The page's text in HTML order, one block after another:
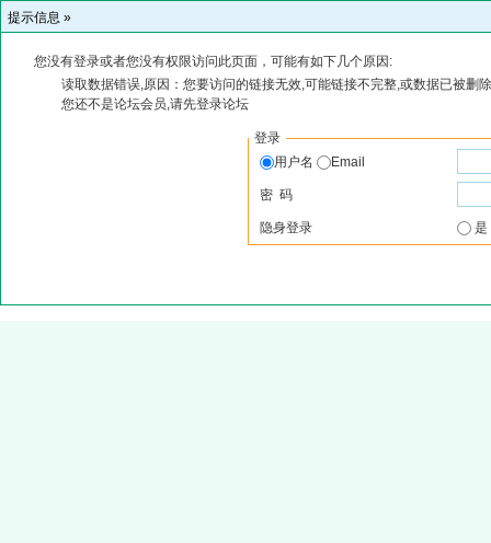
提示信息 »
您没有登录或者您没有权限访问此页面，可能有如下几个原因:
读取数据错误,原因：您要访问的链接无效,可能链接不完整,或数据已被删
您还不是论坛会员,请先登录论坛
登录
用户名
Email
密 码
隐身登录